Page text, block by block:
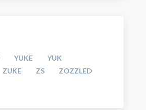
YUKE
YUK
ZUKE ZS
ZOZZLED